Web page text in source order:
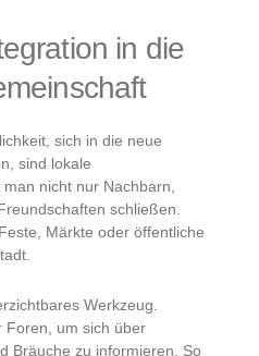
in die
sich in die neue
sind lokale
nicht nur Nachbarn,
schließen.
Märkte oder öffentliche
Werkzeug.
Foren, um sich über
Bräuche zu informieren. So